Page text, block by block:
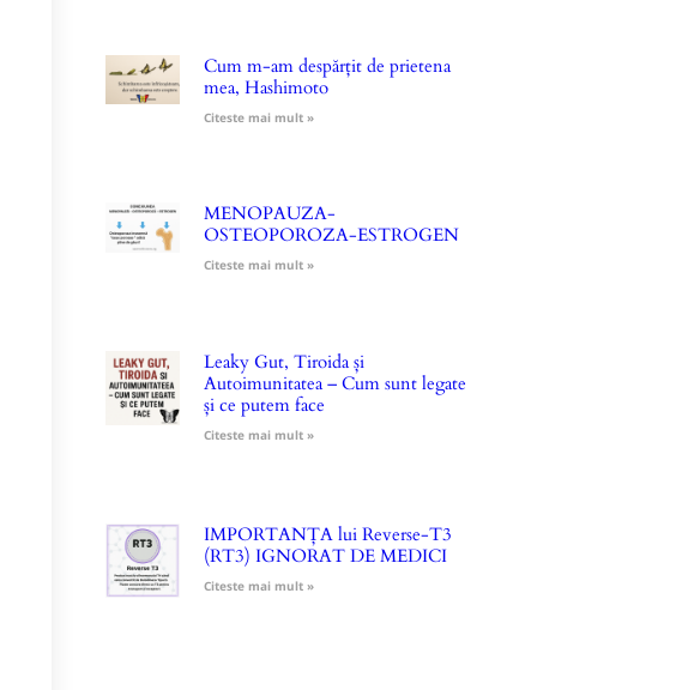
Cum m-am despărțit de prietena
mea, Hashimoto
Citeste mai mult »
MENOPAUZA-
OSTEOPOROZA-ESTROGEN
Citeste mai mult »
Leaky Gut, Tiroida și
Autoimunitatea – Cum sunt legate
și ce putem face
Citeste mai mult »
IMPORTANȚA lui Reverse-T3
(RT3) IGNORAT DE MEDICI
Citeste mai mult »